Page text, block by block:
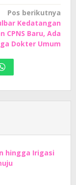
Pos berikutnya
Kedatangan
CPNS Baru, Ada
Dokter Umum
hingga Irigasi